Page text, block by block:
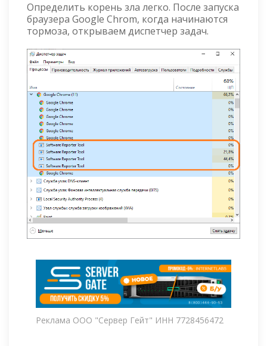
Определить корень зла легко. После запуска
браузера Google Chrom, когда начинаются
тормоза, открываем диспетчер задач.
Реклама ООО "Сервер Гейт" ИНН 7728456472